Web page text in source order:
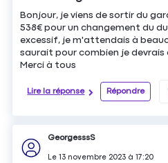
Bonjour, je viens de sortir du
538€ pour un changement du
excessif, je m'attendais à
saurait pour combien je devrais
Merci à tous
Lire la réponse Répondre
GeorgesssS
Le13 novembre 2023 à17:20